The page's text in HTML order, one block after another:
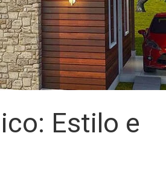
Estilo e